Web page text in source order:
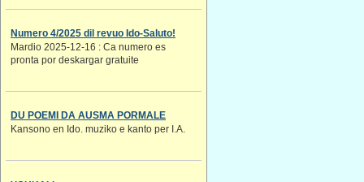
Numero 4/2025 dil revuo Ido-Saluto!
Mardio 2025-12-16 : Ca numero es
pronta por deskargar gratuite
DU POEMI DA AUSMA PORMALE
Kansono en Ido. muziko e kanto per I.A.